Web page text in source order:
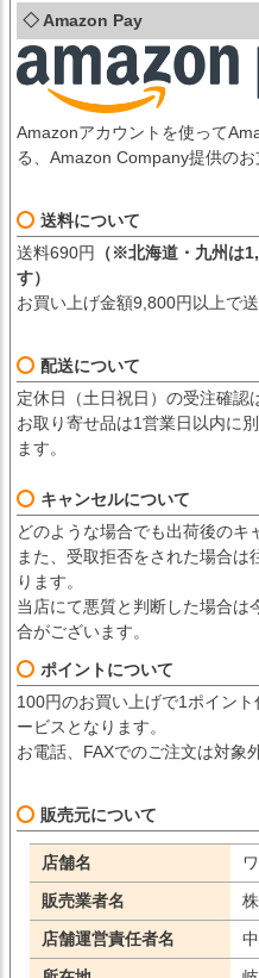
◇ Amazon Pay
Amazonアカウントを使って
る、Amazon Company提供のお
送料について
送料690円
（※北海道・九州は
す）
お買い上げ金額9,800円以上で
配送について
定休日（土日祝日）の受注確認
お取り寄せ品は1営業日以内に
ます。
キャンセルについて
どのような場合でも出荷後のキ
また、受取拒否をされた場合
ります。
当店にて悪質と判断した場合は
合がございます。
ポイントについて
100円のお買い上げで1ポイン
ービスとなります。
お電話、FAXでのご注文は対象
販売元について
店舗名
販売業者名
店舗運営責任者名